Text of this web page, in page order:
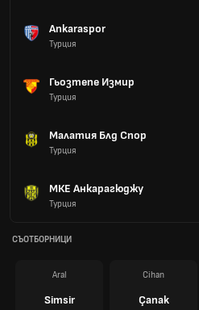
Ankaraspor
Турция
Гьозтепе Измир
Турция
Малатия Блд Спор
Турция
МКЕ Анкарагюджу
Турция
СЪОТБОРНИЦИ
Aral
Simsir
Cihan
Çanak